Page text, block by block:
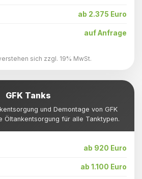
ab 2.375 Euro
auf Anfrage
sich zzgl. 19% MwSt.
GFK Tanks
und Demontage von GFK
Öltankentsorgung für alle Tanktypen.
ab 920 Euro
ab 1.100 Euro